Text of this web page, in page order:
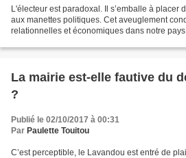
L'électeur est paradoxal. Il s’emballe à placer
aux manettes politiques. Cet aveuglement
relationnelles et économiques dans notre
La mairie est-elle fautive du
?
Publié le 02/10/2017 à 00:31
Par Paulette Touitou
C’est perceptible, le Lavandou est entré de